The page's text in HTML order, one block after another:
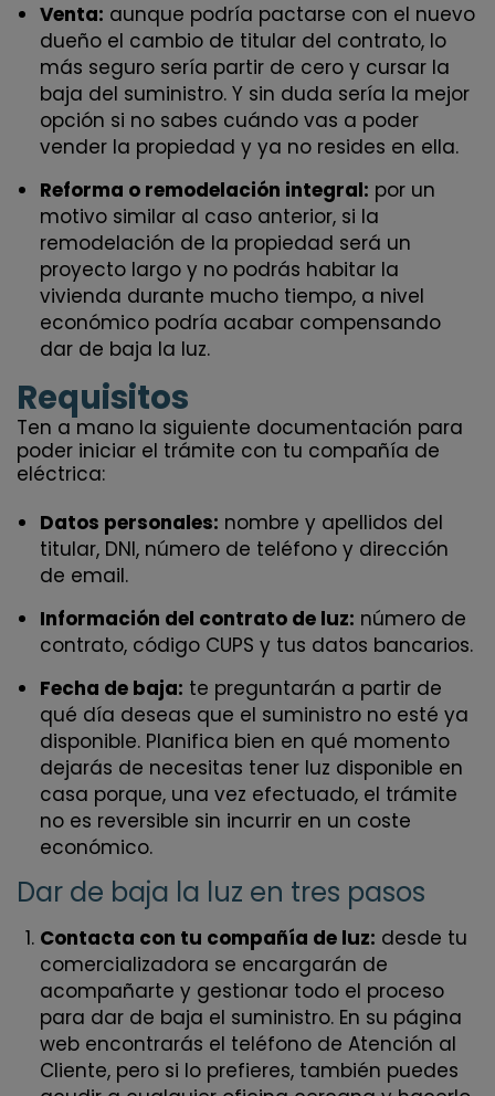
Venta: aunque podría pactarse con el nuevo
dueño el cambio de titular del contrato, lo
más seguro sería partir de cero y cursar la
baja del suministro. Y sin duda sería la mejor
opción si no sabes cuándo vas a poder
vender la propiedad y ya no resides en ella.
Reforma o remodelación integral: por un
motivo similar al caso anterior, si la
remodelación de la propiedad será un
proyecto largo y no podrás habitar la
vivienda durante mucho tiempo, a nivel
económico podría acabar compensando
dar de baja la luz.
Requisitos
Ten a mano la siguiente documentación para
poder iniciar el trámite con tu compañía de
eléctrica:
Datos personales: nombre y apellidos del
titular, DNI, número de teléfono y dirección
de email.
Información del contrato de luz: número de
contrato, código CUPS y tus datos bancarios.
Fecha de baja: te preguntarán a partir de
qué día deseas que el suministro no esté ya
disponible. Planifica bien en qué momento
dejarás de necesitas tener luz disponible en
casa porque, una vez efectuado, el trámite
no es reversible sin incurrir en un coste
económico.
Dar de baja la luz en tres pasos
Contacta con tu compañía de luz: desde tu
comercializadora se encargarán de
acompañarte y gestionar todo el proceso
para dar de baja el suministro. En su página
web encontrarás el teléfono de Atención al
Cliente, pero si lo prefieres, también puedes